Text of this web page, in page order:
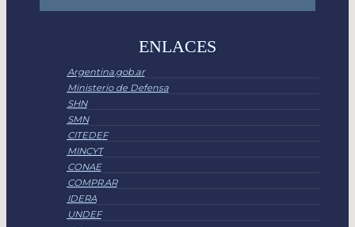
ENLACES
Argentina.gob.ar
Ministerio de Defensa
SHN
SMN
CITEDEF
MINCYT
CONAE
COMPR.AR
IDERA
UNDEF